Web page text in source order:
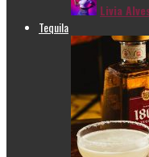
Livia
Tequila